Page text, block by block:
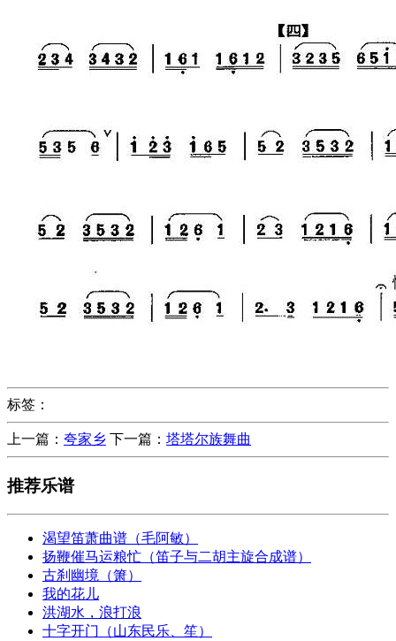
标签：
上一篇： 夸家乡 下一篇： 塔塔尔族舞曲
推荐乐谱
渴望笛萧曲谱（毛阿敏）
扬鞭催马运粮忙（笛子与二胡主旋合成谱）
古刹幽境（箫）
我的花儿
洪湖水，浪打浪
十字开门（山东民乐、笙）